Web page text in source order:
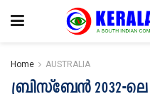
Home AUSTRALIA
ബ്രിസ്ബേൻ 2032-ലെ